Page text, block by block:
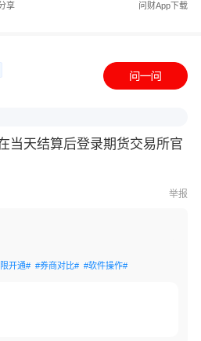
享 问财App下载
当天结算后登录期货交易所官
举报
开通# #券商对比# #软件操作#